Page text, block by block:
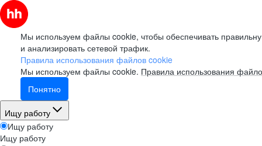
Мы используем файлы cookie, чтобы обеспечивать
и анализировать сетевой трафик.
Правила использования файлов cookie
Мы используем файлы cookie. Правила использования
Понятно
Ищу работу
Ищу работу
Ищу работу